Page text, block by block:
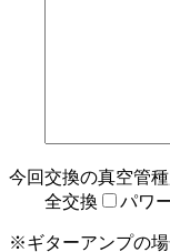
今回交換の真空管
全交換
パワ
※ギターアンプの